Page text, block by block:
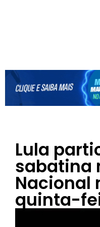
Lula
sabatina
Nacional
quinta-